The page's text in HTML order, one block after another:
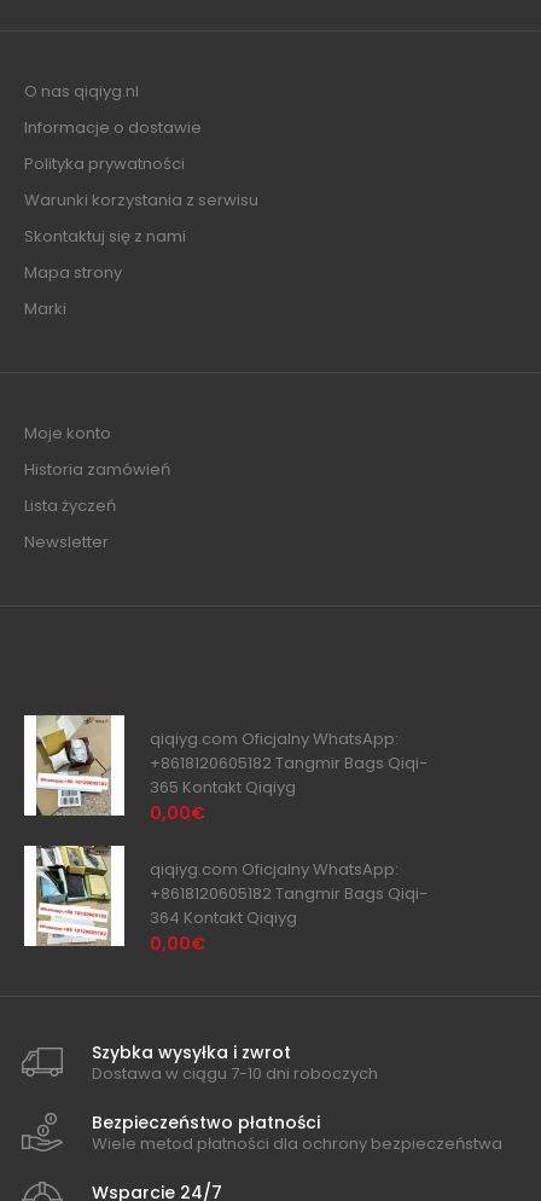
O nas qiqiyg.nl
Informacje o dostawie
Polityka prywatności
Warunki korzystania z serwisu
Skontaktuj się z nami
Mapa strony
Marki
Moje konto
Historia zamówień
Lista życzeń
Newsletter
qiqiyg.com Oficjalny WhatsApp:
+8618120605182 Tangmir Bags Qiqi-
365 Kontakt Qiqiyg
0,00€
qiqiyg.com Oficjalny WhatsApp:
+8618120605182 Tangmir Bags Qiqi-
364 Kontakt Qiqiyg
0,00€
Szybka wysyłka i zwrot
Dostawa w ciągu 7-10 dni roboczych
Bezpieczeństwo płatności
Wiele metod płatności dla ochrony bezpieczeństwa
Wsparcie 24/7